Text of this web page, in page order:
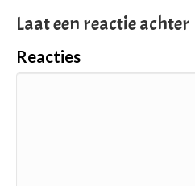
Laat een reactie achter
Reacties